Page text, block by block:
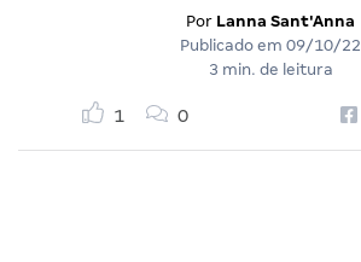
Por Lanna Sant'Anna
Publicado em 09/10/22
3 min. de leitura
1 0